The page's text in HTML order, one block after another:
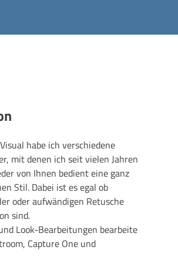
habe ich verschiedene
mit denen ich seit vielen Jahren
von Ihnen bedient eine ganz
Stil. Dabei ist es egal ob
oder aufwändigen Retusche
sind.
Look-Bearbeitungen bearbeite
Capture One und